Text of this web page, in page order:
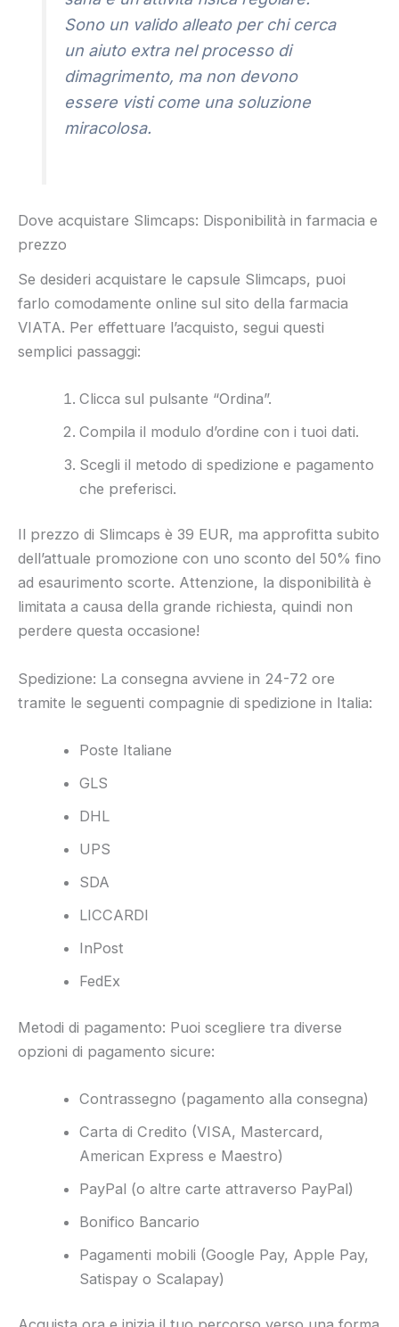
Sono un valido alleato per chi cerca
un aiuto extra nel processo di
dimagrimento, ma non devono
essere visti come una soluzione
miracolosa.
Dove acquistare Slimcaps: Disponibilità in farmacia e
prezzo
Se desideri acquistare le capsule Slimcaps, puoi
farlo comodamente online sul sito della farmacia
VIATA. Per effettuare l’acquisto, segui questi
semplici passaggi:
Clicca sul pulsante “Ordina”.
Compila il modulo d’ordine con i tuoi dati.
Scegli il metodo di spedizione e pagamento
che preferisci.
Il prezzo di Slimcaps è 39 EUR, ma approfitta subito
dell’attuale promozione con uno sconto del 50% fino
ad esaurimento scorte. Attenzione, la disponibilità è
limitata a causa della grande richiesta, quindi non
perdere questa occasione!
Spedizione: La consegna avviene in 24-72 ore
tramite le seguenti compagnie di spedizione in Italia:
Poste Italiane
GLS
DHL
UPS
SDA
LICCARDI
InPost
FedEx
Metodi di pagamento: Puoi scegliere tra diverse
opzioni di pagamento sicure:
Contrassegno (pagamento alla consegna)
Carta di Credito (VISA, Mastercard,
American Express e Maestro)
PayPal (o altre carte attraverso PayPal)
Bonifico Bancario
Pagamenti mobili (Google Pay, Apple Pay,
Satispay o Scalapay)